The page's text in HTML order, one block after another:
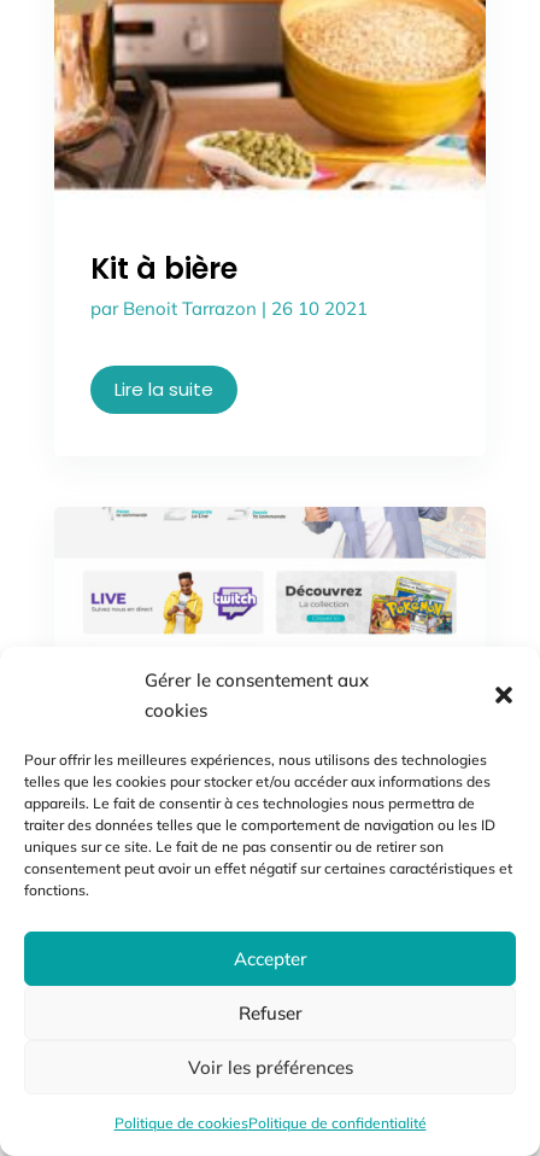
Gérer le consentement aux
cookies
Pour offrir les meilleures expériences, nous utilisons des technologies
telles que les cookies pour stocker et/ou accéder aux informations des
appareils. Le fait de consentir à ces technologies nous permettra de
traiter des données telles que le comportement de navigation ou les ID
uniques sur ce site. Le fait de ne pas consentir ou de retirer son
consentement peut avoir un effet négatif sur certaines caractéristiques et
fonctions.
Accepter
Refuser
Voir les préférences
Politique de cookiesPolitique de confidentialité
Kit à bière
par Benoit Tarrazon | 26 10 2021
Lire la suite
Cartes de jeux